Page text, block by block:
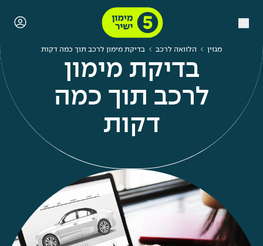
מגזין הלוואה לרכב בדיקת מימון לרכב תוך כמה דקות
בדיקת מימון
לרכב תוך כמה
דקות